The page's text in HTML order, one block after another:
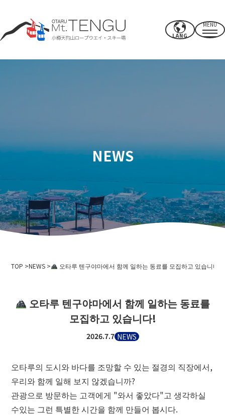
LANG
MENU
CAFE & SHOP
파워 스폿·시설
근처의 추천 명소
보내는 법
이벤트 정보
액세스
회사개요
스키장 이용 약관
니세코 안누푸리 국제 스키장
니세코 온천 고 이코이노 유주쿠 이로하
오타루 관광 협회
홋카이도 색도 협회
NEWS
TOP NEWS 오타루 텐구야마에서 함께 일하는 동료를 모집하고 있습니다!
오타루 텐구야마에서 함께 일하는 동료를
모집하고 있습니다!
2026.7.7 NEWS
오타루의 도시와 바다를 조망할 수 있는 절경의 직장에서,
우리와 함께 일해 보지 않겠습니까?
관광으로 방문하는 고객에게 "와서 좋았다"고 생각하실
수있는 그런 특별한 시간을 함께 만들어 봅시다.